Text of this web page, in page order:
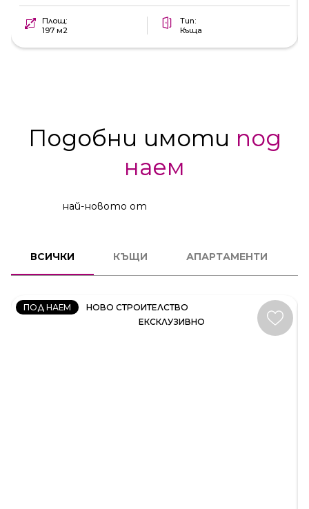
Площ:
197 м2
Тип:
Къща
Подобни имоти под
наем
най-новото от
ВСИЧКИ КЪЩИ АПАРТАМЕНТИ
ПОД НАЕМ
НОВО СТРОИТЕЛСТВО
ЕКСКЛУЗИВНО
КЪЩА
КОД:
35414